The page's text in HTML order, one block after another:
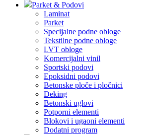
Parket & Podovi
Laminat
Parket
Specijalne podne obloge
Tekstilne podne obloge
LVT obloge
Komercijalni vinil
Sportski podovi
Epoksidni podovi
Betonske ploče i pločnici
Deking
Betonski uglovi
Potporni elementi
Blokovi i ugaoni elementi
Dodatni program